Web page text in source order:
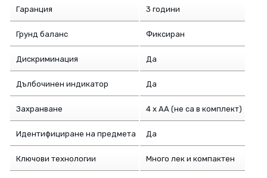
Гаранция 3 години
Грунд баланс Фиксиран
Дискриминация Да
Дълбочинен индикатор Да
Захранване 4 х АА (не са в комплект)
Идентифициране на предмета Да
Ключови технологии Много лек и компактен